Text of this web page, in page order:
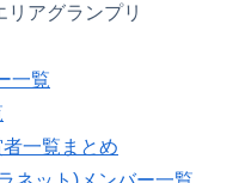
アグランプリ
一覧
一覧まとめ